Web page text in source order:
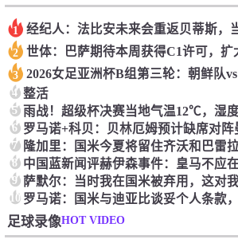
1
2
3
4 整活
5 雨战！超级杯决赛当地气温12℃，湿
6 罗马诺+科贝：贝林厄姆预计缺席对阵
7
8
9
10
足球录像HOT VIDEO